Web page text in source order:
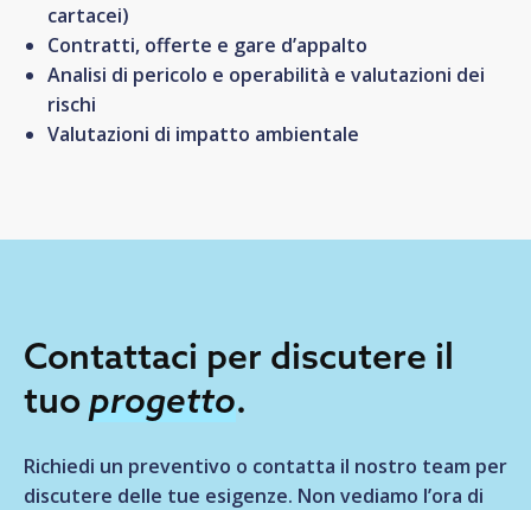
cartacei)
Contratti, offerte e gare d’appalto
Analisi di pericolo e operabilità e valutazioni dei
rischi
Valutazioni di impatto ambientale
Contattaci per discutere il
tuoprogetto.
Richiedi un preventivo o contatta il nostro team per
discutere delle tue esigenze. Non vediamo l’ora di